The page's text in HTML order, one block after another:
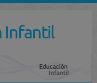
Infantil